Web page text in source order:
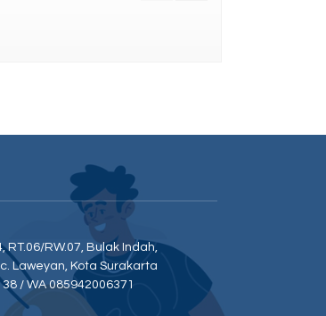
RT.06/RW.07, Bulak Indah,
Laweyan, Kota Surakarta
/ WA 085942006371